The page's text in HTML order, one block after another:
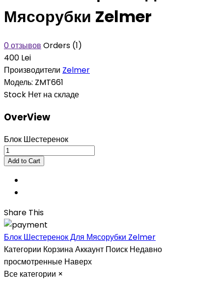
Мясорубки Zelmer
0 отзывов Orders (1)
400 Lei
Производители Zelmer
Модель: ZMT661
Stock Нет на складе
OverView
Блок Шестеренок
Share This
Блок Шестеренок Для Мясорубки Zelmer
Категории КорзинаАккаунт Поиск Недавно
просмотренные Наверх
Все категории ×